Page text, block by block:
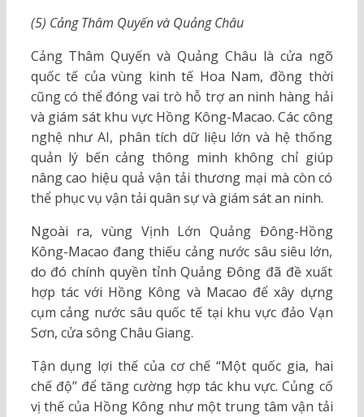
(5) Cảng Thâm Quyến và Quảng Châu
Cảng Thâm Quyến và Quảng Châu là cửa ngõ
quốc tế của vùng kinh tế Hoa Nam, đồng thời
cũng có thể đóng vai trò hỗ trợ an ninh hàng hải
và giám sát khu vực Hồng Kông-Macao. Các công
nghệ như AI, phân tích dữ liệu lớn và hệ thống
quản lý bến cảng thông minh không chỉ giúp
nâng cao hiệu quả vận tải thương mại mà còn có
thể phục vụ vận tải quân sự và giám sát an ninh.
Ngoài ra, vùng Vịnh Lớn Quảng Đông-Hồng
Kông-Macao đang thiếu cảng nước sâu siêu lớn,
do đó chính quyền tỉnh Quảng Đông đã đề xuất
hợp tác với Hồng Kông và Macao để xây dựng
cụm cảng nước sâu quốc tế tại khu vực đảo Vạn
Sơn, cửa sông Châu Giang.
Tận dụng lợi thế của cơ chế “Một quốc gia, hai
chế độ” để tăng cường hợp tác khu vực. Củng cố
vị thế của Hồng Kông như một trung tâm vận tải